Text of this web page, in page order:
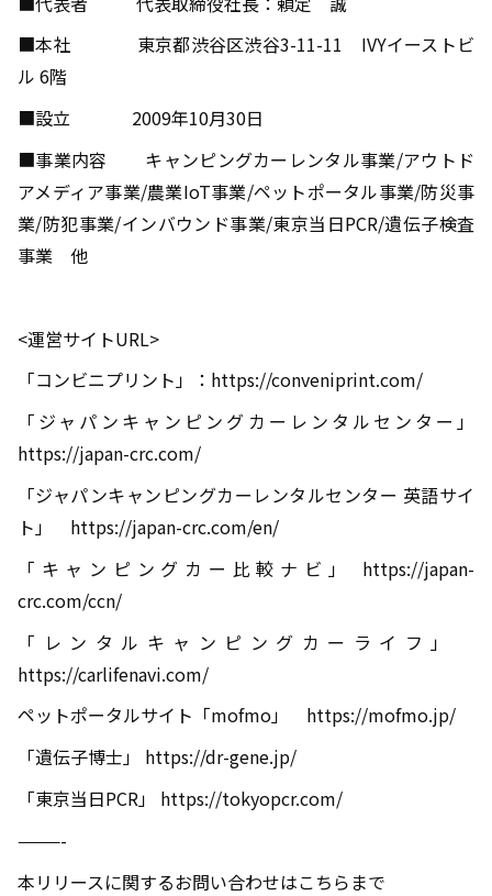
■本社
東京都渋谷区渋谷3-11-11 IVYイーストビ
ル 6階
■設立 2009年10月30日
■事業内容
キャンピングカーレンタル事業/アウトド
アメディア事業/農業IoT事業/ペットポータル事業/防災事
業/防犯事業/インバウンド事業/東京当日PCR/遺伝子検査
事業 他
<運営サイトURL>
「コンビニプリント」： https://conveniprint.com/
「ジャパンキャンピングカーレンタルセンター」
https://japan-crc.com/
「ジャパンキャンピングカーレンタルセンター 英語サイ
ト」 https://japan-crc.com/en/
「キャンピングカー比較ナビ」 https://japan-
crc.com/ccn/
「レンタルキャンピングカーライフ」
https://carlifenavi.com/
ペットポータルサイト「mofmo」 https://mofmo.jp/
「遺伝子博士」 https://dr-gene.jp/
「東京当日PCR」 https://tokyopcr.com/
———-
本リリースに関するお問い合わせはこちらまで